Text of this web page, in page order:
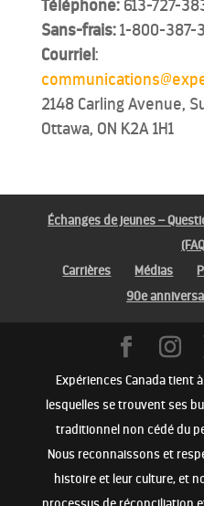
Téléphone:613-727-
Sans-frais:1-800-387-
Courriel:
2148 Carling Avenue,
Ottawa, ON K2A 1H1
Échanges de jeunes –
Carrières
Médias
90e
Expériences Canada tient
lesquelles se trouvent ses
traditionnel non cédé du
Nous reconnaissons et
histoire et leur culture, et